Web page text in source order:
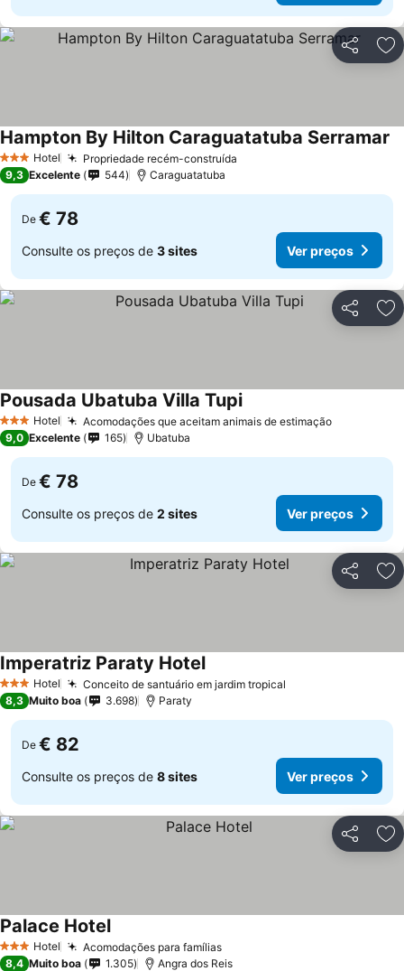
Partilhar
3 EstrelasHotel Propriedade recém-construída
Hampton By Hilton Caraguatatuba Serramar
9,3 Excelente 544 Caraguatatuba
De € 78
Consulte os preços de 3 sites Ver preços
Partilhar
3 EstrelasHotel Acomodações que aceitam animais de estimação
Pousada Ubatuba Villa Tupi
9,0 Excelente 165 Ubatuba
De € 78
Consulte os preços de 2 sites Ver preços
Partilhar
3 EstrelasHotel Conceito de santuário em jardim tropical
Imperatriz Paraty Hotel
8,3 Muito boa 3.698 Paraty
De € 82
Consulte os preços de 8 sites Ver preços
Partilhar
3 EstrelasHotel Acomodações para famílias
Palace Hotel
8,4 Muito boa 1.305 Angra dos Reis